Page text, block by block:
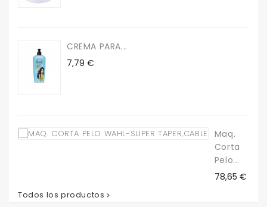
CREMA PARA...
Precio
7,79 €
Maq.
Corta
Pelo...
Precio
78,65 €
Todos los productos 